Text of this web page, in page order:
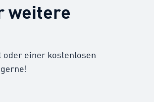
weitere
oder einer kostenlosen